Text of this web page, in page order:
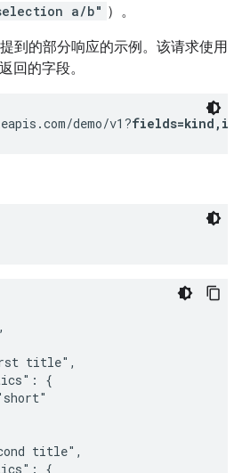
a/b" ）。
到的部分响应的示例。该请求使用
回的字段。
demo/v1?
title",
{
title",
{